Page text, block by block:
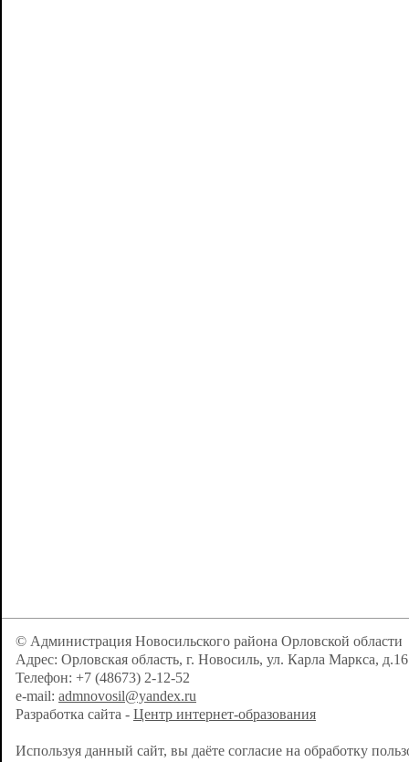
© Администрация Новосильского района Орловской области
Адрес: Орловская область, г. Новосиль, ул. Карла Маркса, д.16
Телефон: +7 (48673) 2-12-52
e-mail: admnovosil@yandex.ru
Разработка сайта - Центр интернет-образования
Используя данный сайт, вы даёте согласие на обработку